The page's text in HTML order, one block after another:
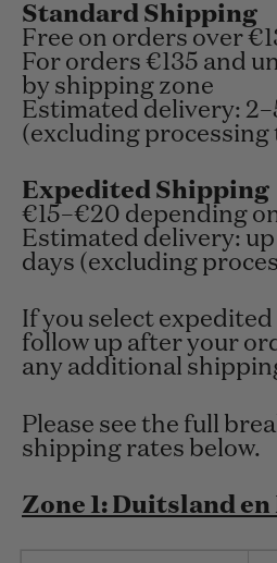
Standard Shipping
Free on orders over
For orders €135 and
by shipping zone
Estimated delivery:
(excluding processing
Expedited Shipping
€15–€20 depending
Estimated delivery:
days (excluding
If you select
follow up after your
any additional
Please see the full
shipping rates below.
Zone 1: Duitsland